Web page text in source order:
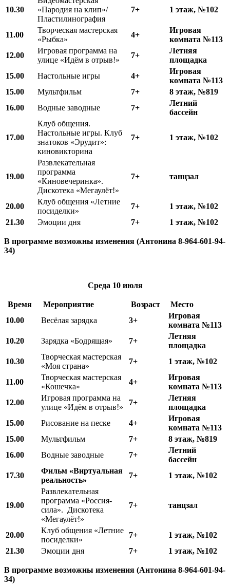
10.30
«Пародия на клип»/
Пластилинография
7+ 1 этаж, №102
11.00
Творческая мастерская
«Рыбка»
4+
Игровая
комната №113
12.00
Игровая программа на
улице «Идём в отрыв!»
7+
Летняя
площадка
15.00
Настольные игры 4+
Игровая
комната №113
15.00
Мультфильм 7+
8 этаж, №819
16.00
Водные заводные 7+
Летний
бассейн
17.00
Клуб общения.
Настольные игры. Клуб
знатоков «Эрудит»:
киновикторина
7+ 1 этаж, №102
19.00
Развлекательная
программа
«Киновечеринка».
Дискотека «Мегаулёт!»
7+ танцзал
20.00
Клуб общения «Летние
посиделки»
7+
1 этаж, №102
21.30
Эмоции дня 7+ 1 этаж, №102
В программе возможны изменения (Антонина 8-964-601-94-
34)
Среда 10 июля
Время Мероприятие Возраст
Место
10.00
Весёлая зарядка 3+
Игровая
комната №113
10.20
Зарядка «Бодрящая» 7+
Летняя
площадка
10.30
Творческая мастерская
«Моя страна»
7+ 1 этаж, №102
11.00
Творческая мастерская
«Кошечка»
4+
Игровая
комната №113
12.00
Игровая программа на
улице «Идём в отрыв!»
7+
Летняя
площадка
15.00
Рисование на песке 4+
Игровая
комната №113
15.00
Мультфильм 7+
8 этаж, №819
16.00
Водные заводные 7+
Летний
бассейн
17.30
Фильм «Виртуальная
реальность»
7+ 1 этаж, №102
19.00
Развлекательная
программа «Россия-
сила». Дискотека
«Мегаулёт!»
7+ танцзал
20.00
Клуб общения «Летние
посиделки»
7+
1 этаж, №102
21.30
Эмоции дня 7+ 1 этаж, №102
В программе возможны изменения (Антонина 8-964-601-94-
34)